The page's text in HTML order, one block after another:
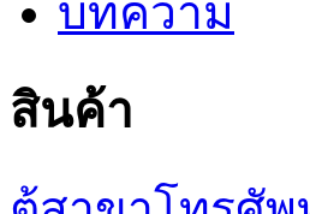
บทความ
สินค้า